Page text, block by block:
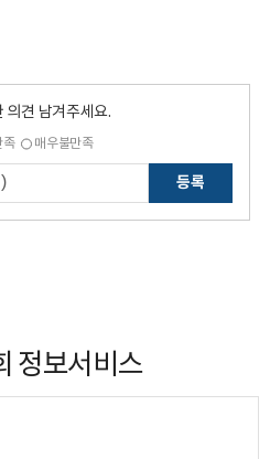
의견 남겨주세요.
족 매우불만족
등록
정보서비스